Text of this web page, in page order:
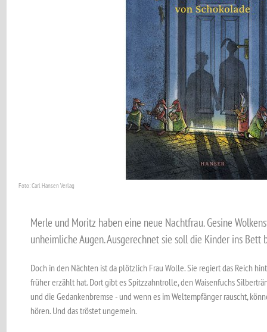
Foto: Carl Hansen Verlag
Merle und Moritz haben eine neue Nachtfrau. Gesine
unheimliche Augen. Ausgerechnet sie soll die Kinder ins Bett
Doch in den Nächten ist da plötzlich Frau Wolle. Sie regiert das Reich
früher erzählt hat. Dort gibt es Spitzzahntrolle, den Waisenfuchs
und die Gedankenbremse - und wenn es im Weltempfänger rauscht,
hören. Und das tröstet ungemein.